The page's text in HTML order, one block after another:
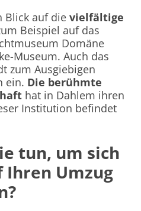
Blick auf die vielfältige
Beispiel auf das
Domäne
Museum. Auch das
zum Ausgiebigen
ein. Die berühmte
hat in Dahlem ihren
Institution befindet
tun, um sich
Umzug